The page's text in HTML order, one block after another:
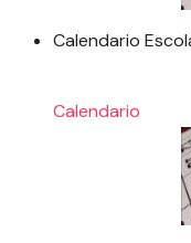
Calendario
Calendario